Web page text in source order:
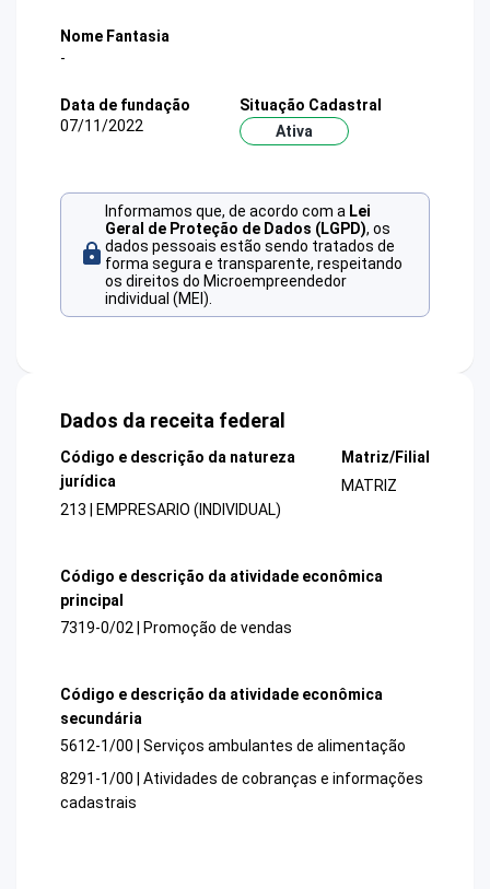
Nome Fantasia
-
Data de fundação
07/11/2022
Situação Cadastral
Ativa
Informamos que, de acordo com a Lei
Geral de Proteção de Dados (LGPD), os
dados pessoais estão sendo tratados de
forma segura e transparente, respeitando
os direitos do Microempreendedor
individual (MEI).
Dados da receita federal
Código e descrição da natureza
jurídica
213 | EMPRESARIO (INDIVIDUAL)
Matriz/Filial
MATRIZ
Código e descrição da atividade econômica
principal
7319-0/02 | Promoção de vendas
Código e descrição da atividade econômica
secundária
5612-1/00 | Serviços ambulantes de alimentação
8291-1/00 | Atividades de cobranças e informações
cadastrais